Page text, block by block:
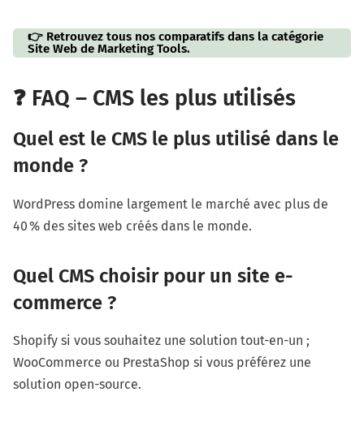
👉 Retrouvez tous nos comparatifs dans la catégorie
Site Web de Marketing Tools.
❓ FAQ – CMS les plus utilisés
Quel est le CMS le plus utilisé dans le
monde ?
WordPress domine largement le marché avec plus de
40 % des sites web créés dans le monde.
Quel CMS choisir pour un site e-
commerce ?
Shopify si vous souhaitez une solution tout-en-un ;
WooCommerce ou PrestaShop si vous préférez une
solution open-source.